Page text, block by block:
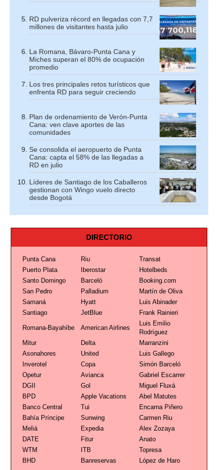
RD pulveriza récord en llegadas con 7,7
millones de visitantes hasta julio
La Romana, Bávaro-Punta Cana y
Miches superan el 80% de ocupación
promedio
Los tres principales retos turísticos que
enfrenta RD para seguir creciendo
Plan de ordenamiento de Verón-Punta
Cana: ven clave aportes de las
comunidades
Se consolida el aeropuerto de Punta
Cana: capta el 58% de las llegadas a
RD en julio
Líderes de Santiago de los Caballeros
gestionan con Wingo vuelo directo
desde Bogotá
DIRECTORIO
Punta Cana Riu
Transat
Puerto Plata
Iberostar
Hotelbeds
Santo Domingo
Barceló
Booking.com
San Pedro
Palladium
Martín de Oliva
Samaná
Hyatt
Luis Abinader
Santiago
JetBlue Frank Rainieri
Romana-Bayahíbe American Airlines
Luis Emilio
Rodríguez
Mitur
Delta
Marranzini
Asonahores
United
Luis Gallego
Inverotel
Copa
Simón Barceló
Opetur
Avianca
Gabriel Escarrer
DGII
Gol
Miguel Fluxá
BPD
Apple Vacations
Abel Matutes
Banco Central
Tui
Encarna Piñero
Bahía Príncipe
Sunwing
Carmen Riu
Meliá
Expedia
Alex Zozaya
DATE
Fitur
Anato
WTM
ITB
Topresa
BHD
Banreservas López de Haro